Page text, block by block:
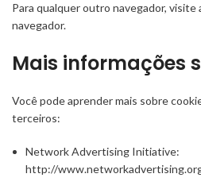
Para qualquer outro navegador, visite
navegador.
Mais informações
Você pode aprender mais sobre
terceiros:
Network Advertising Initiative:
http://